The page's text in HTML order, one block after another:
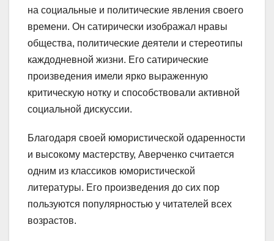
на социальные и политические явления своего
времени. Он сатирически изображал нравы
общества, политические деятели и стереотипы
каждодневной жизни. Его сатирические
произведения имели ярко выраженную
критическую нотку и способствовали активной
социальной дискуссии.
Благодаря своей юмористической одаренности
и высокому мастерству, Аверченко считается
одним из классиков юмористической
литературы. Его произведения до сих пор
пользуются популярностью у читателей всех
возрастов.